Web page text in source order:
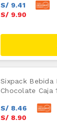
S/ 9.41
S/ 9.90
Sixpack Bebida
Chocolate Caja
S/ 8.46
S/ 8.90